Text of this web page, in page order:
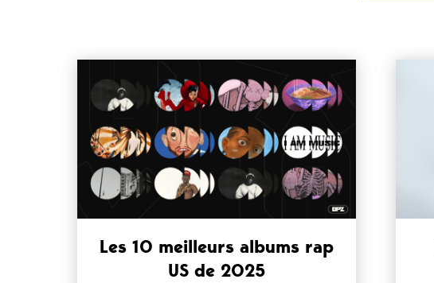
Les 10 meilleurs albums rap
US de 2025